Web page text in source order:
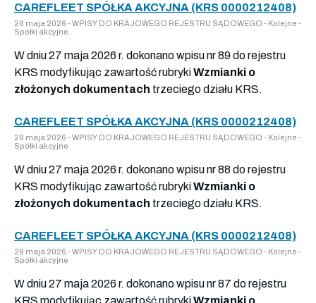
CAREFLEET SPÓŁKA AKCYJNA (KRS 0000212408)
28 maja 2026 - WPISY DO KRAJOWEGO REJESTRU SĄDOWEGO - Kolejne -
Spółki akcyjne
W dniu 27 maja 2026 r. dokonano wpisu nr 89 do rejestru
KRS modyfikując zawartość rubrykiWzmianki o
złożonych dokumentach trzeciego działu KRS.
CAREFLEET SPÓŁKA AKCYJNA (KRS 0000212408)
28 maja 2026 - WPISY DO KRAJOWEGO REJESTRU SĄDOWEGO - Kolejne -
Spółki akcyjne
W dniu 27 maja 2026 r. dokonano wpisu nr 88 do rejestru
KRS modyfikując zawartość rubrykiWzmianki o
złożonych dokumentach trzeciego działu KRS.
CAREFLEET SPÓŁKA AKCYJNA (KRS 0000212408)
28 maja 2026 - WPISY DO KRAJOWEGO REJESTRU SĄDOWEGO - Kolejne -
Spółki akcyjne
W dniu 27 maja 2026 r. dokonano wpisu nr 87 do rejestru
KRS modyfikując zawartość rubrykiWzmianki o